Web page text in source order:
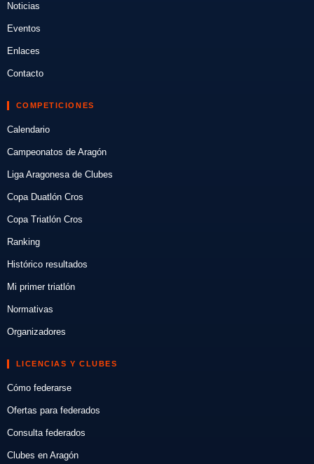
Noticias
Eventos
Enlaces
Contacto
COMPETICIONES
Calendario
Campeonatos de Aragón
Liga Aragonesa de Clubes
Copa Duatlón Cros
Copa Triatlón Cros
Ranking
Histórico resultados
Mi primer triatlón
Normativas
Organizadores
LICENCIAS Y CLUBES
Cómo federarse
Ofertas para federados
Consulta federados
Clubes en Aragón